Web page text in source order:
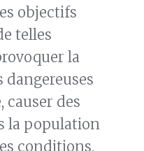
objectifs
telles
la
causer des
la population
conditions,